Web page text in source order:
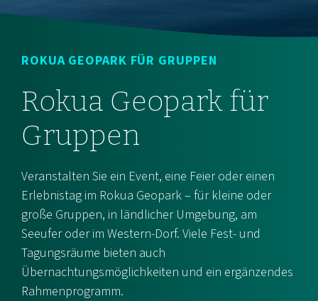
ROKUA GEOPARK FÜR GRUPPEN
Rokua Geopark für
Gruppen
Veranstalten Sie ein Event, eine Feier oder einen
Erlebnistag im Rokua Geopark – für kleine oder
große Gruppen, in ländlicher Umgebung, am
Seeufer oder im Western-Dorf. Viele Fest- und
Tagungsräume bieten auch
Übernachtungsmöglichkeiten und ein ergänzendes
Rahmenprogramm.